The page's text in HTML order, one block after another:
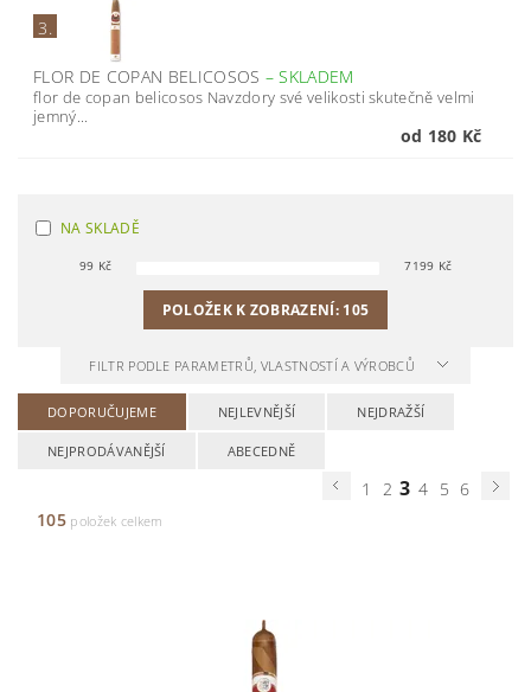
3.
FLOR DE COPAN BELICOSOS –SKLADEM
flor de copan belicosos Navzdory své velikosti skutečně velmi
jemný...
od 180 Kč
NA SKLADĚ
99 Kč 7199 Kč
POLOŽEK K ZOBRAZENÍ: 105
FILTR PODLE PARAMETRŮ, VLASTNOSTÍ A VÝROBCŮ
DOPORUČUJEME NEJLEVNĚJŠÍ NEJDRAŽŠÍ
NEJPRODÁVANĚJŠÍ ABECEDNĚ
1 2 3 4 5 6
105položek celkem